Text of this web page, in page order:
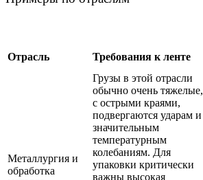
Отрасль Требования к ленте
Металлургия и
обработка
Грузы в этой отрасли
обычно очень тяжелые,
с острыми краями,
подвергаются ударам и
значительным
температурным
колебаниям. Для
упаковки критически
важны высокая